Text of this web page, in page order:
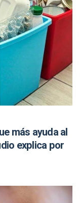
más ayuda al
explica por